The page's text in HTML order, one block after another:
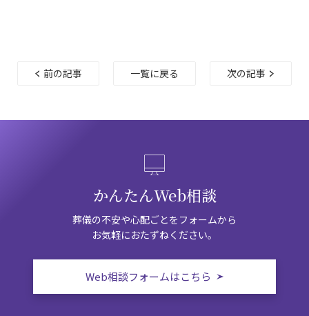
前の記事 一覧に戻る 次の記事
かんたんWeb相談
葬儀の不安や心配ごとをフォームから
お気軽におたずねください。
Web相談フォームはこちら